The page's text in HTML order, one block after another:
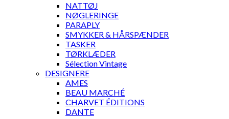
NATTØJ
NØGLERINGE
PARAPLY
SMYKKER & HÅRSPÆNDER
TASKER
TØRKLÆDER
Sélection Vintage
DESIGNERE
AMES
BEAU MARCHÉ
CHARVET ÉDITIONS
DANTE